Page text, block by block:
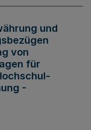
und
von
für
-